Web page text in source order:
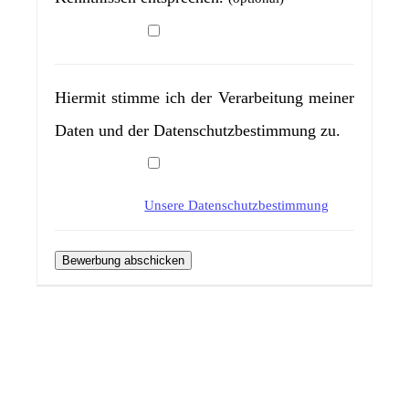
Hiermit stimme ich der Verarbeitung meiner
Daten und der Datenschutzbestimmung zu.
Unsere Datenschutzbestimmung